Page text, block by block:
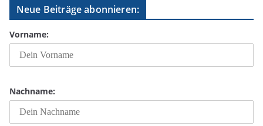
Neue Beiträge abonnieren:
Vorname:
Nachname: